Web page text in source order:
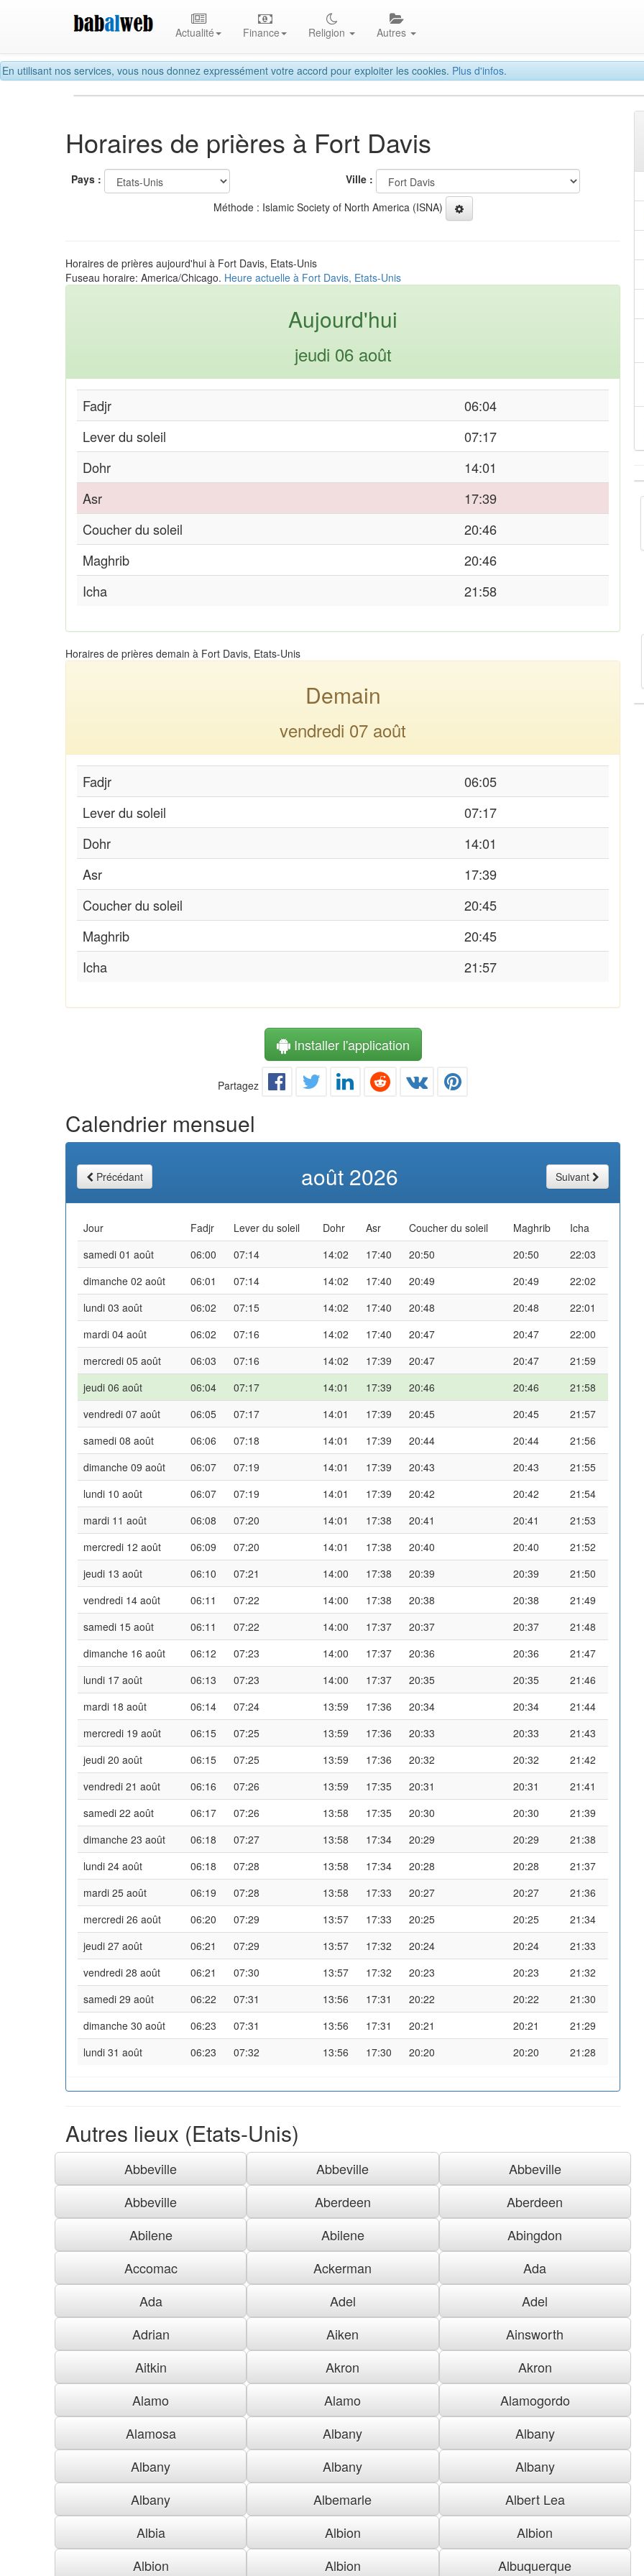
En utilisant nos services, vous nous donnez expressément votre accord pour exploiter les cookies. Plus d'infos.
Actualité Finance Religion Autres
Horaires de prières à Fort Davis
Pays :
Ville :
Méthode : Islamic Society of North America (ISNA)
Horaires de prières aujourd'hui à Fort Davis, Etats-Unis
Fuseau horaire: America/Chicago. Heure actuelle à Fort Davis, Etats-Unis
Aujourd'hui
jeudi 06 août
Fadjr
06:04
Lever du soleil
07:17
Dohr
14:01
Asr
17:39
Coucher du soleil
20:46
Maghrib
20:46
Icha
21:58
Horaires de prières demain à Fort Davis, Etats-Unis
Demain
vendredi 07 août
Fadjr
06:05
Lever du soleil
07:17
Dohr
14:01
Asr
17:39
Coucher du soleil
20:45
Maghrib
20:45
Icha
21:57
Installer l'application
Partagez
Calendrier mensuel
Précédant août 2026 Suivant
Jour Fadjr Lever du soleil Dohr Asr Coucher du soleil Maghrib
Icha
samedi 01 août
06:00 07:14 14:02 17:40 20:50 20:50
22:03
dimanche 02 août
06:01 07:14 14:02 17:40 20:49 20:49
22:02
lundi 03 août
06:02 07:15 14:02 17:40 20:48 20:48
22:01
mardi 04 août
06:02 07:16 14:02 17:40 20:47 20:47
22:00
mercredi 05 août
06:03 07:16 14:02 17:39 20:47 20:47
21:59
jeudi 06 août
06:04 07:17 14:01 17:39 20:46 20:46
21:58
vendredi 07 août
06:05 07:17 14:01 17:39 20:45 20:45
21:57
samedi 08 août
06:06 07:18 14:01 17:39 20:44 20:44
21:56
dimanche 09 août
06:07 07:19 14:01 17:39 20:43 20:43
21:55
lundi 10 août
06:07 07:19 14:01 17:39 20:42 20:42
21:54
mardi 11 août
06:08 07:20 14:01 17:38 20:41 20:41
21:53
mercredi 12 août
06:09 07:20 14:01 17:38 20:40 20:40
21:52
jeudi 13 août
06:10 07:21 14:00 17:38 20:39 20:39
21:50
vendredi 14 août
06:11 07:22 14:00 17:38 20:38 20:38
21:49
samedi 15 août
06:11 07:22 14:00 17:37 20:37 20:37
21:48
dimanche 16 août
06:12 07:23 14:00 17:37 20:36 20:36
21:47
lundi 17 août
06:13 07:23 14:00 17:37 20:35 20:35
21:46
mardi 18 août
06:14 07:24 13:59 17:36 20:34 20:34
21:44
mercredi 19 août
06:15 07:25 13:59 17:36 20:33 20:33
21:43
jeudi 20 août
06:15 07:25 13:59 17:36 20:32 20:32
21:42
vendredi 21 août
06:16 07:26 13:59 17:35 20:31 20:31
21:41
samedi 22 août
06:17 07:26 13:58 17:35 20:30 20:30
21:39
dimanche 23 août
06:18 07:27 13:58 17:34 20:29 20:29
21:38
lundi 24 août
06:18 07:28 13:58 17:34 20:28 20:28
21:37
mardi 25 août
06:19 07:28 13:58 17:33 20:27 20:27
21:36
mercredi 26 août
06:20 07:29 13:57 17:33 20:25 20:25
21:34
jeudi 27 août
06:21 07:29 13:57 17:32 20:24 20:24
21:33
vendredi 28 août
06:21 07:30 13:57 17:32 20:23 20:23
21:32
samedi 29 août
06:22 07:31 13:56 17:31 20:22 20:22
21:30
dimanche 30 août
06:23 07:31 13:56 17:31 20:21 20:21
21:29
lundi 31 août
06:23 07:32 13:56 17:30 20:20 20:20 21:28
Autres lieux (Etats-Unis)
Abbeville Abbeville
Abbeville
Abbeville
Aberdeen
Aberdeen
Abilene
Abilene
Abingdon
Accomac
Ackerman
Ada
Ada
Adel
Adel
Adrian
Aiken
Ainsworth
Aitkin
Akron
Akron
Alamo
Alamo
Alamogordo
Alamosa
Albany
Albany
Albany
Albany
Albany
Albany
Albemarle
Albert Lea
Albia
Albion
Albion
Albion
Albion Albuquerque